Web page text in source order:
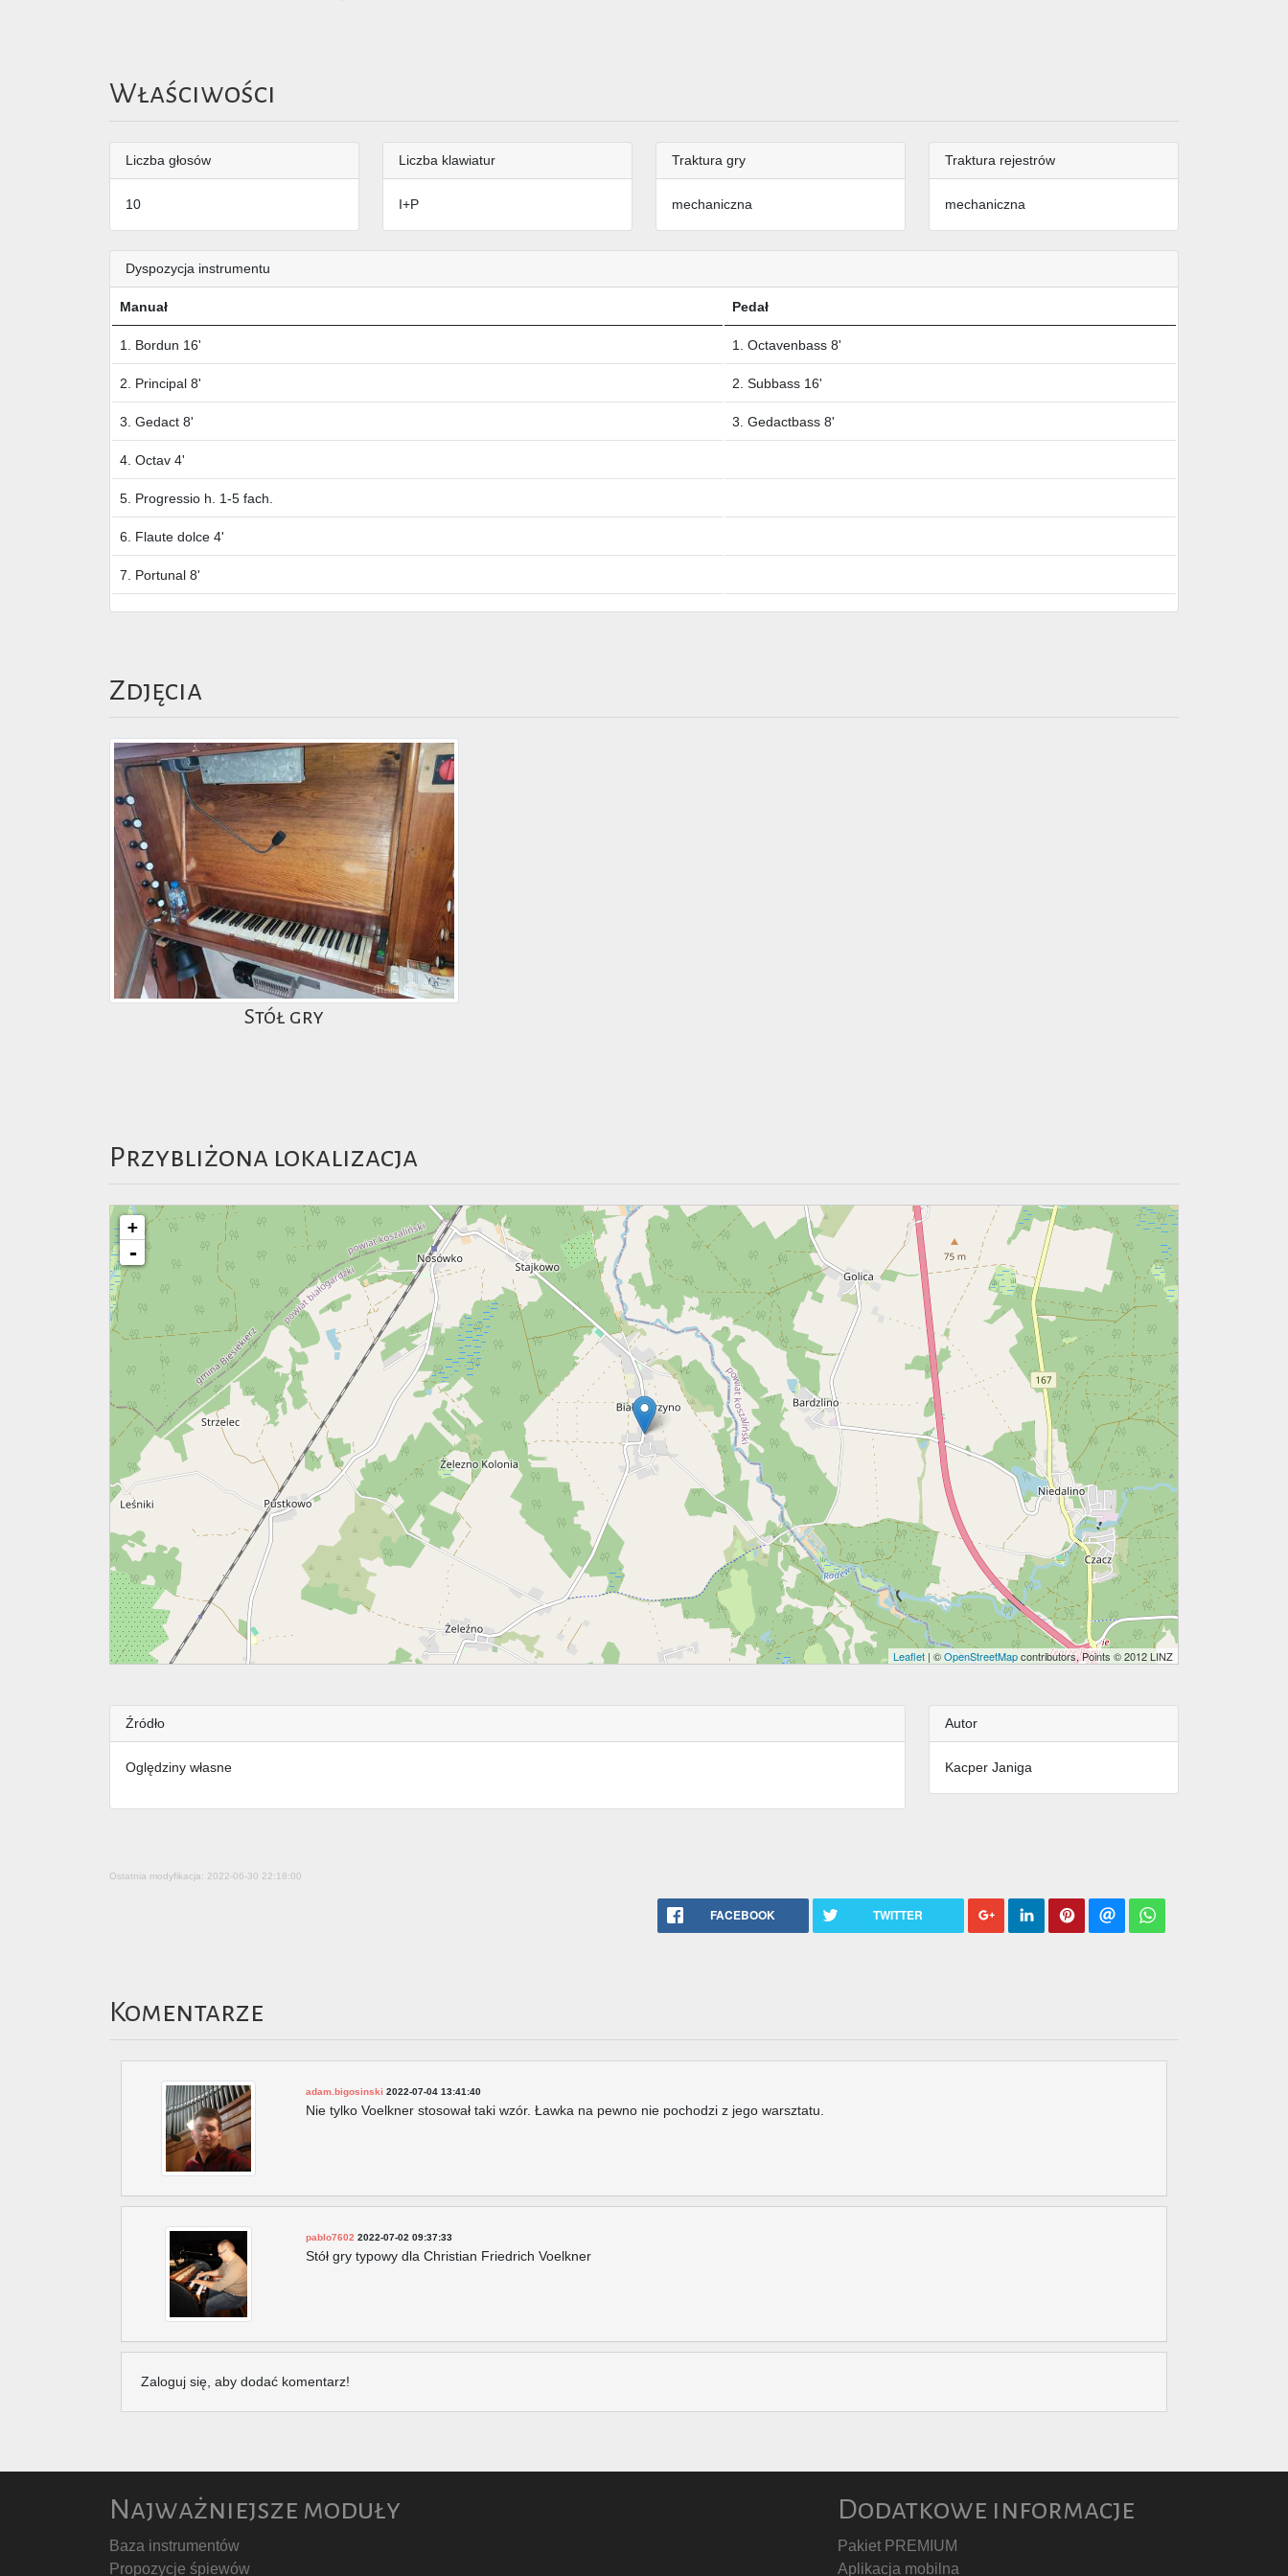
Właściwości
Liczba głosów
10
Liczba klawiatur
I+P
Traktura gry
mechaniczna
Traktura rejestrów
mechaniczna
Dyspozycja instrumentu
Manuał Pedał
1. Bordun 16' 1. Octavenbass 8'
2. Principal 8' 2. Subbass 16'
3. Gedact 8' 3. Gedactbass 8'
4. Octav 4'
5. Progressio h. 1-5 fach.
6. Flaute dolce 4'
7. Portunal 8'
Zdjęcia
Stół gry
Przybliżona lokalizacja
+
-
Leaflet | ©OpenStreetMapcontributors, Points © 2012 LINZ
Źródło
Oględziny własne
Autor
Kacper Janiga
Ostatnia modyfikacja: 2022-06-30 22:18:00
FACEBOOK TWITTER
Komentarze
adam.bigosinski 2022-07-04 13:41:40
Nie tylko Voelkner stosował taki wzór. Ławka na pewno nie pochodzi z jego warsztatu.
pablo7602 2022-07-02 09:37:33
Stół gry typowy dla Christian Friedrich Voelkner
Zaloguj się, aby dodać komentarz!
Najważniejsze moduły
Baza instrumentów
Propozycje śpiewów
Dodatkowe informacje
Pakiet PREMIUM
Aplikacja mobilna